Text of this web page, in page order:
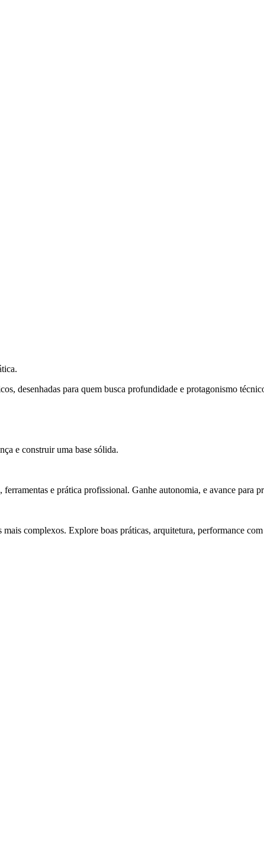
desenhadas para quem busca profundidade e protagonismo
e construir uma base sólida.
e prática profissional. Ganhe autonomia, e avance para
complexos. Explore boas práticas, arquitetura, performance